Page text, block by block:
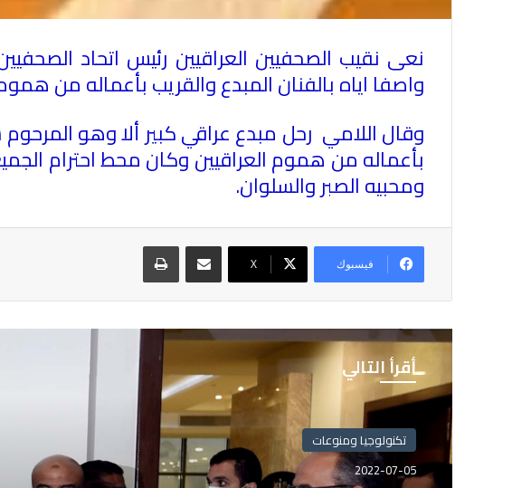
نعى نقيب الصحفيين العراقيين رئيس اتحاد
واصفا اياه بالفنان المبدع والقريب بأعماله من
وقال اللامي رحل مبدع عراقي كبير ألا وهو
بأعماله من هموم العراقيين وكان محط احترام
ومحبيه الصبر والسلوان.
فيسبوك X
مشاركة عبر البريد طباعة
أقرأ التالي
تكنولوجيا ومنوعات
تكنولوجيا ومنوعات
2022-07-05